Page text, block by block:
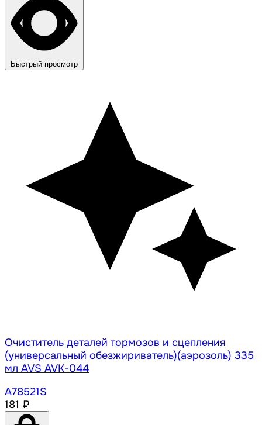
Быстрый просмотр
Очиститель деталей тормозов и сцепления
(универсальный обезжириватель)(аэрозоль) 335
мл AVS AVK-044
A78521S
181 ₽